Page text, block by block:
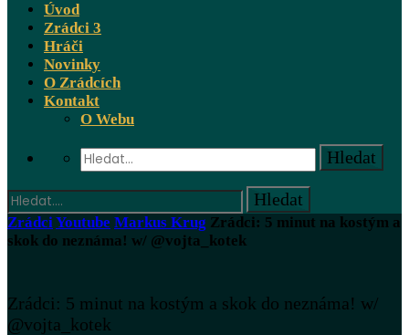
Úvod
Zrádci 3
Hráči
Novinky
O Zrádcích
Kontakt
O Webu
ZrádciYoutube Markus Krug Zrádci: 5 minut na kostým a
skok do neznáma! w/ @vojta_kotek
Zrádci: 5 minut na kostým a skok do neznáma! w/
@vojta_kotek